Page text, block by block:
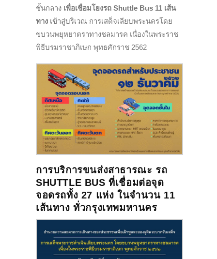
ชั้นกลาง เพื่อเชื่อมโยงรถ Shuttle Bus 11 เส้น
ทาง เข้าสู่บริเวณ การเสด็จเลียบพระนครโดย
ขบวนพยุหยาตราทางชลมารค เนื่องในพระราช
พิธีบรมราชาภิเษก พุทธศักราช 2562
การบริการขนส่งสาธารณะ รถ
SHUTTLE BUS ที่เชื่อมต่อจุด
จอดรถทั้ง 27 แห่ง ในจำนวน 11
เส้นทาง ทั่วกรุงเทพมหานคร